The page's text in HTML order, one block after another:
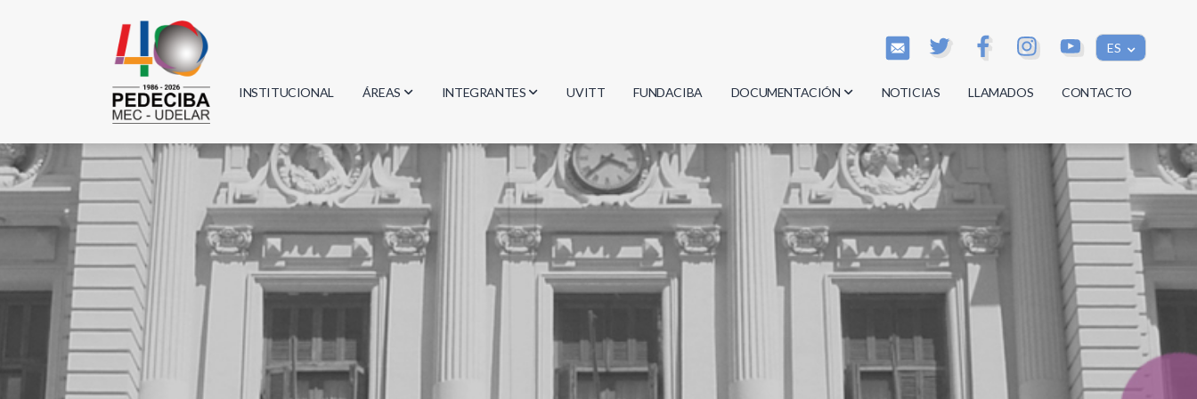
ES
INSTITUCIONAL ÁREAS
Biología
Física
Geociencias
Informática
Matemática
Química
INTEGRANTES
Investigadores
Estudiantes
Egresados
UVITT FUNDACIBA DOCUMENTACIÓN
Actas
Reglamentos
Documentos
NOTICIAS LLAMADOS CONTACTO